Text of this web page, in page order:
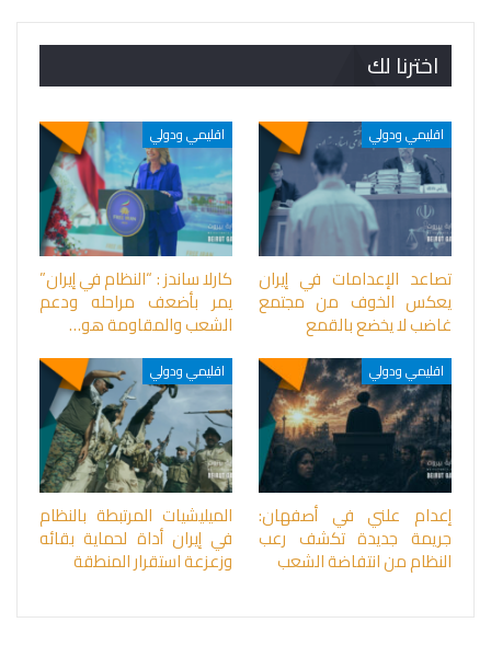
اخترنا لك
اقليمي ودولي
تصاعد الإعدامات في إيران
يعكس الخوف من مجتمع
غاضب لا يخضع بالقمع
اقليمي ودولي
كارلا ساندز : “النظام في إيران”
يمر بأضعف مراحله ودعم
الشعب والمقاومة هو…
اقليمي ودولي
إعدام علني في أصفهان:
جريمة جديدة تكشف رعب
النظام من انتفاضة الشعب
اقليمي ودولي
الميليشيات المرتبطة بالنظام
في إيران أداة لحماية بقائه
وزعزعة استقرار المنطقة